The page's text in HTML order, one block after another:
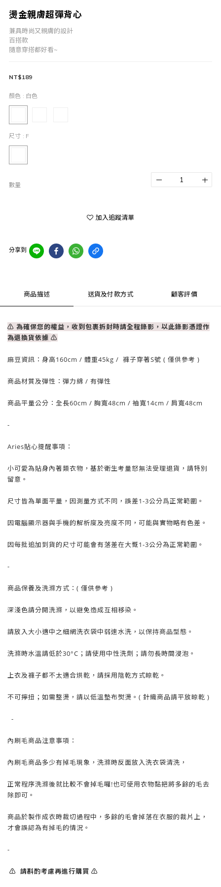
燙金親膚超彈背心
兼具時尚又親膚的設計
百搭款
隨意穿搭都好看~
NT$189
顏色 : 白色
尺寸 : F
數量
加入追蹤清單
分享到
商品描述 送貨及付款方式 顧客評價
⚠ 為確保您的權益，收到包裹拆封時請全程錄影，以此錄影憑證作
為退換貨依據 ⚠
麻豆資訊：身高160cm / 體重45kg / 褲子穿著S號 ( 僅供參考 )
商品材質及彈性：彈力綿 / 有彈性
商品平量公分：全長60cm / 胸寬48cm / 袖寬14cm / 肩寬48cm
-
Aries貼心提醒事項：
小可愛為貼身內著類衣物，基於衛生考量怒無法受理退貨，請特別
留意。
尺寸皆為單面平量，因測量方式不同，誤差1-3公分爲正常範圍。
因電腦顯示器與手機的解析度及亮度不同，可能與實物略有色差。
因每批追加到貨的尺寸可能會有落差在大慨1-3公分為正常範圍。
-
商品保養及洗滌方式：( 僅供參考 )
深淺色請分開洗滌，以避免造成互相移染。
請放入大小適中之細網洗衣袋中弱速水洗，以保持商品型態。
洗滌時水溫請低於30°C；請使用中性洗劑；請勿長時間浸泡。
上衣及褲子都不太適合烘乾，請採用陰乾方式晾乾。
不可擰扭；如需整燙，請以低溫墊布熨燙。( 針織商品請平放晾乾 )
-
內刷毛商品注意事項：
內刷毛商品多少有掉毛現象，洗滌時反面放入洗衣袋清洗，
正常程序洗滌後就比較不會掉毛囉!也可使用衣物黏把將多餘的毛去
除即可。
商品於製作成衣時裁切過程中，多餘的毛會掉落在衣服的裁片上，
才會誤認為有掉毛的情況。
-
⚠️ 請斟酌考慮再進行購買 ⚠️